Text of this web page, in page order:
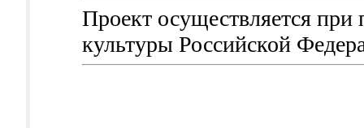
Проект осуществляется
культуры Российской